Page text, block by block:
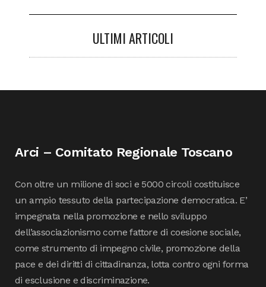
ULTIMI ARTICOLI
Arci – Comitato Regionale Toscano
Con oltre un milione di soci e 5000 circoli costituisce
un ampio tessuto della partecipazione democratica. E’
impegnata nella promozione e nello sviluppo
dell’associazionismo come fattore di coesione sociale,
come strumento di impegno civile, promozione della
pace e dei diritti di cittadinanza, lotta contro ogni forma
di esclusione e discriminazione.